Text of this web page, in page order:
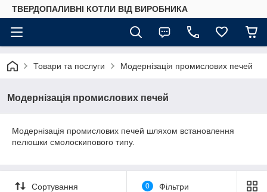
ТВЕРДОПАЛИВНІ КОТЛИ ВІД ВИРОБНИКА
Товари та послуги Модернізація промислових печей
Модернізація промислових печей
Модернізація промислових печей шляхом встановлення
пелюшки смолоскипового типу.
Сортування 0 Фільтри